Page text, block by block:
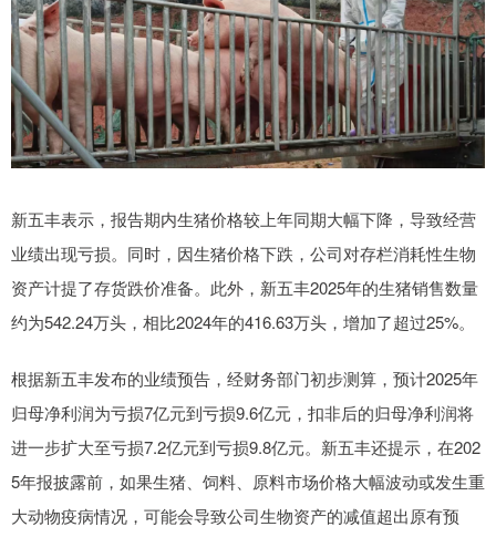
新五丰表示，报告期内生猪价格较上年同期大幅下降，导致经营
业绩出现亏损。同时，因生猪价格下跌，公司对存栏消耗性生物
资产计提了存货跌价准备。此外，新五丰2025年的生猪销售数量
约为542.24万头，相比2024年的416.63万头，增加了超过25%。
根据新五丰发布的业绩预告，经财务部门初步测算，预计2025年
归母净利润为亏损7亿元到亏损9.6亿元，扣非后的归母净利润将
进一步扩大至亏损7.2亿元到亏损9.8亿元。新五丰还提示，在202
5年报披露前，如果生猪、饲料、原料市场价格大幅波动或发生重
大动物疫病情况，可能会导致公司生物资产的减值超出原有预